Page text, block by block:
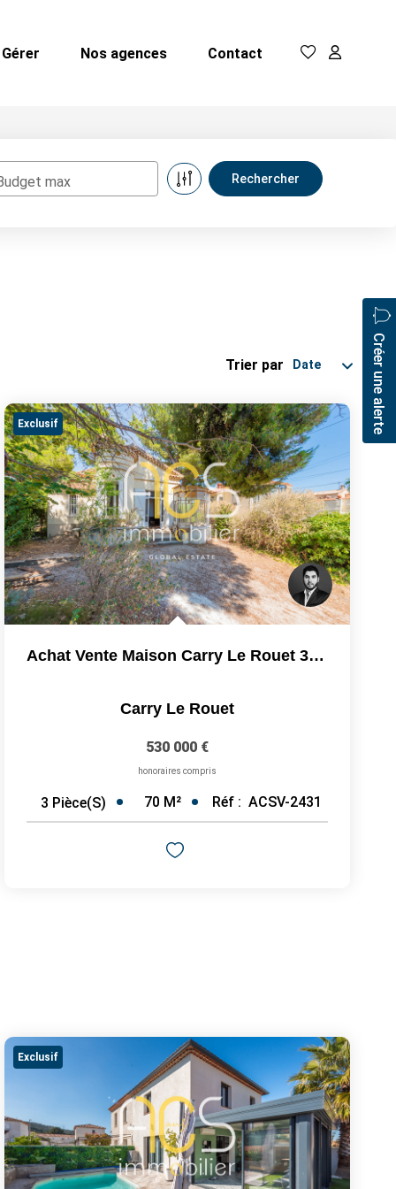
Gérer Nos agences Contact
max
Créer une alerte
Trier par
Exclusif
Achat Vente Maison Carry Le Rouet 3 Pièce(s) 70 M2...
Carry Le Rouet
530 000 €
honoraires compris
3 Pièce(s) 70 M² Réf : ACSV-2431
Exclusif